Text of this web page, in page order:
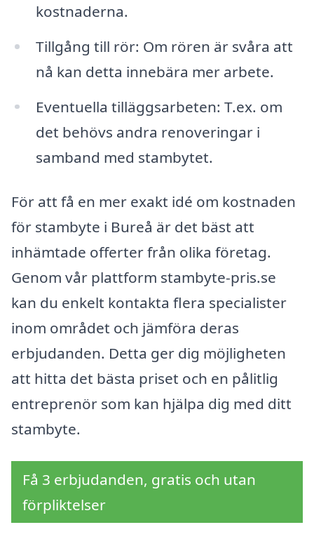
kostnaderna.
Tillgång till rör: Om rören är svåra att
nå kan detta innebära mer arbete.
Eventuella tilläggsarbeten: T.ex. om
det behövs andra renoveringar i
samband med stambytet.
För att få en mer exakt idé om kostnaden
för stambyte i Bureå är det bäst att
inhämtade offerter från olika företag.
Genom vår plattform stambyte-pris.se
kan du enkelt kontakta flera specialister
inom området och jämföra deras
erbjudanden. Detta ger dig möjligheten
att hitta det bästa priset och en pålitlig
entreprenör som kan hjälpa dig med ditt
stambyte.
Få 3 erbjudanden, gratis och utan
förpliktelser